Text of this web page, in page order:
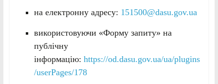
на електронну адресу: 151500@dasu.gov.ua
використовуючи «Форму запиту» на
публічну
інформацію: https://od.dasu.gov.ua/ua/plugins
/userPages/178